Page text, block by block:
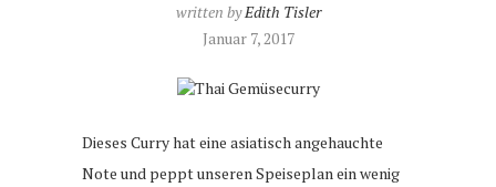
written byEdith Tisler
Januar 7, 2017
Dieses Curry hat eine asiatisch angehauchte
Note und peppt unseren Speiseplan ein wenig